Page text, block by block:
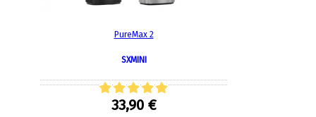
PureMax 2
SXMINI
33,90 €